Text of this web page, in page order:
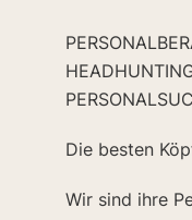
Die besten
Wir sind ihre